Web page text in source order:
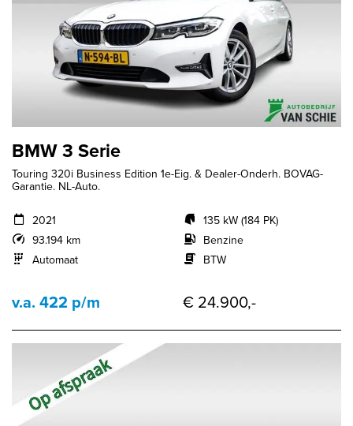
BMW 3 Serie
Touring 320i Business Edition 1e-Eig. & Dealer-Onderh. BOVAG-
Garantie. NL-Auto.
2021
93.194 km
Automaat
135 kW (184 PK)
Benzine
BTW
v.a. 422 p/m € 24.900,-